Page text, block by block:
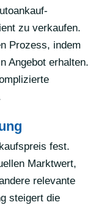
zu verkaufen.
Prozess, indem
Angebot erhalten.
fest.
Marktwert,
relevante
steigert die